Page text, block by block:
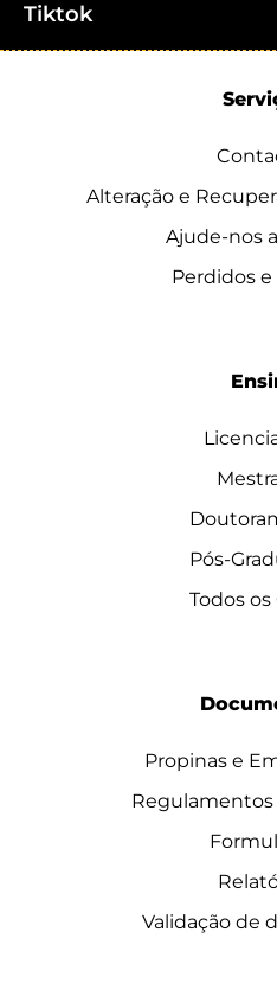
Tiktok
Alteração e
Ajude-nos
Perdidos
Pós-
Todos os
Propinas e
Regulamentos
Validação de